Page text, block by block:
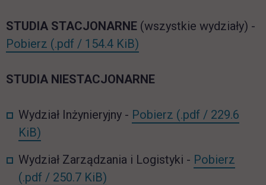
STUDIA STACJONARNE (wszystkie wydziały) -
Pobierz ST_org_roku_2025_2026.pdf
(.pdf / 154.4 KiB)
STUDIA NIESTACJONARNE
Wydział Inżynieryjny - Pobierz (.pdf / 229.6
KiB)
Wydział Zarządzania i Logistyki - Pobierz
(.pdf / 250.7 KiB)